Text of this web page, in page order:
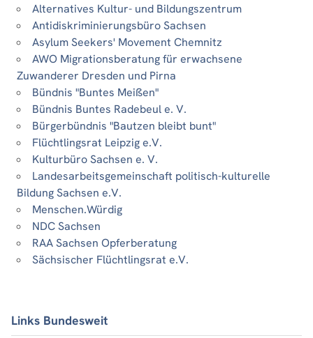
Alternatives Kultur- und Bildungszentrum
Antidiskriminierungsbüro Sachsen
Asylum Seekers' Movement Chemnitz
AWO Migrationsberatung für erwachsene
Zuwanderer Dresden und Pirna
Bündnis "Buntes Meißen"
Bündnis Buntes Radebeul e. V.
Bürgerbündnis "Bautzen bleibt bunt"
Flüchtlingsrat Leipzig e.V.
Kulturbüro Sachsen e. V.
Landesarbeitsgemeinschaft politisch-kulturelle
Bildung Sachsen e.V.
Menschen.Würdig
NDC Sachsen
RAA Sachsen Opferberatung
Sächsischer Flüchtlingsrat e.V.
Links Bundesweit